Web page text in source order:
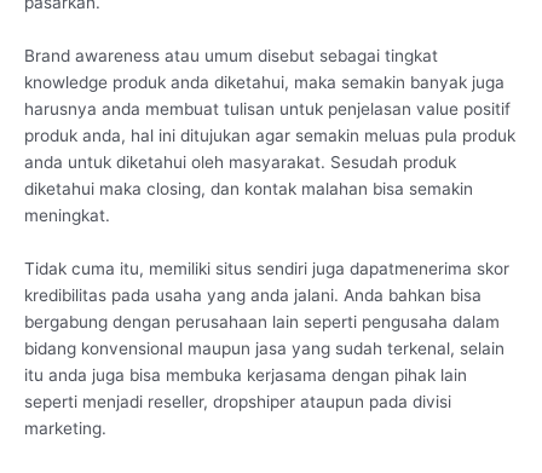
Brand awareness atau umum disebut sebagai tingkat
knowledge produk anda diketahui, maka semakin banyak juga
harusnya anda membuat tulisan untuk penjelasan value positif
produk anda, hal ini ditujukan agar semakin meluas pula produk
anda untuk diketahui oleh masyarakat. Sesudah produk
diketahui maka closing, dan kontak malahan bisa semakin
meningkat.
Tidak cuma itu, memiliki situs sendiri juga dapatmenerima skor
kredibilitas pada usaha yang anda jalani. Anda bahkan bisa
bergabung dengan perusahaan lain seperti pengusaha dalam
bidang konvensional maupun jasa yang sudah terkenal, selain
itu anda juga bisa membuka kerjasama dengan pihak lain
seperti menjadi reseller, dropshiper ataupun pada divisi
marketing.